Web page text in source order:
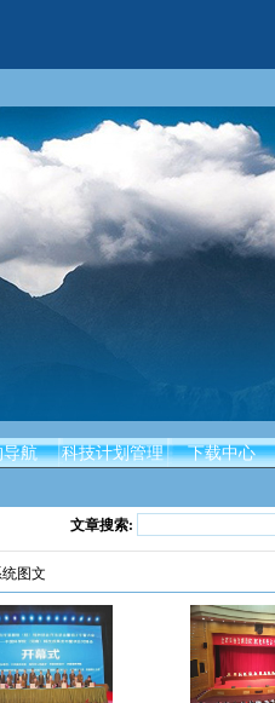
导航 科技计划管理 下载中心
文章搜索:
图文